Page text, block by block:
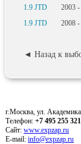
1.9 JTD
2003
1.9 JTD
2008
◄ Назад к
г.Москва, ул.
Телефон: +7 495 255
Сайт: www.expzap.ru
E-mail: info@expzap.ru